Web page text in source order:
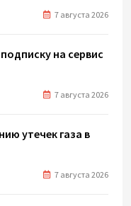
7 августа 2026
на сервис
7 августа 2026
утечек газа в
7 августа 2026